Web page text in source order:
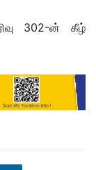
302-ன் கீழ்